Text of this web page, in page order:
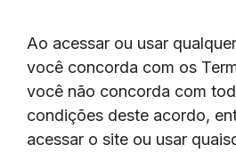
Ao acessar ou usar
você concorda com os
você não concorda com
condições deste acordo,
acessar o site ou usar